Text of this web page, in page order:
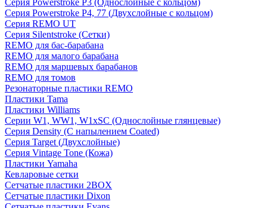
Серия Powerstroke P3 (Однослойные с кольцом)
Серия Powerstroke P4, 77 (Двухслойные с кольцом)
Серия REMO UT
Серия Silentstroke (Сетки)
REMO для бас-барабана
REMO для малого барабана
REMO для маршевых барабанов
REMO для томов
Резонаторные пластики REMO
Пластики Tama
Пластики Williams
Серии W1, WW1, W1xSC (Однослойные глянцевые)
Серия Density (C напылением Coated)
Серия Target (Двухслойные)
Серия Vintage Tone (Кожа)
Пластики Yamaha
Кевларовые сетки
Сетчатые пластики 2BOX
Сетчатые пластики Dixon